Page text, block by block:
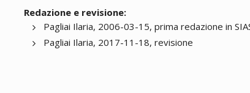
Redazione e revisione:
Pagliai Ilaria, 2006-03-15, prima redazione in
Pagliai Ilaria, 2017-11-18, revisione